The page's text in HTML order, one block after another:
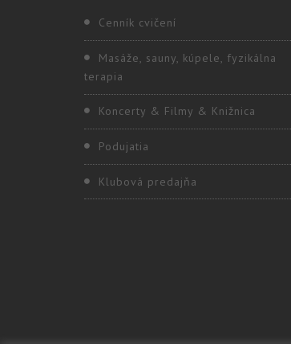
Cenník cvičení
Masáže, sauny, kúpele, fyzikálna
terapia
Koncerty & Filmy & Knižnica
Podujatia
Klubová predajňa